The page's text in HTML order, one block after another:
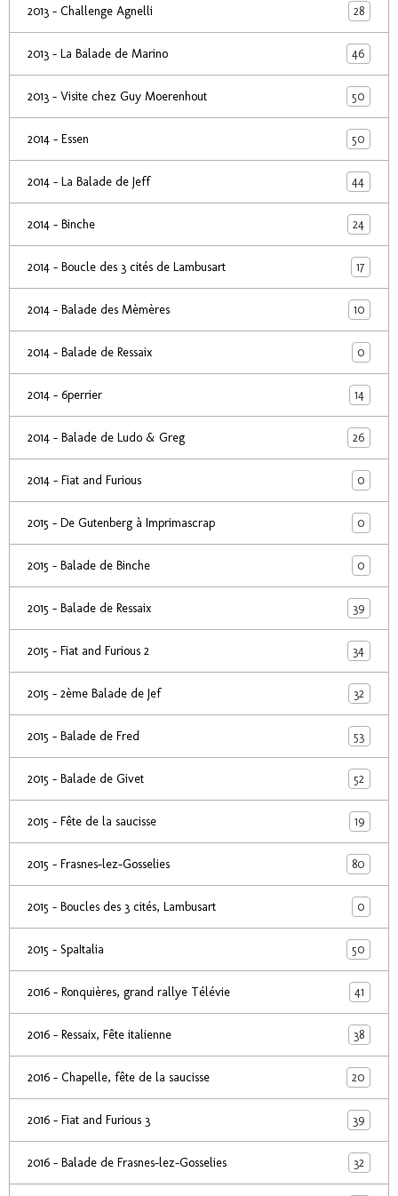
2013 - Challenge Agnelli 28
2013 - La Balade de Marino 46
2013 - Visite chez Guy Moerenhout 50
2014 - Essen 50
2014 - La Balade de Jeff 44
2014 - Binche 24
2014 - Boucle des 3 cités de Lambusart 17
2014 - Balade des Mèmères 10
2014 - Balade de Ressaix 0
2014 - 6perrier 14
2014 - Balade de Ludo & Greg 26
2014 - Fiat and Furious 0
2015 - De Gutenberg à Imprimascrap 0
2015 - Balade de Binche 0
2015 - Balade de Ressaix 39
2015 - Fiat and Furious 2 34
2015 - 2ème Balade de Jef 32
2015 - Balade de Fred 53
2015 - Balade de Givet 52
2015 - Fête de la saucisse 19
2015 - Frasnes-lez-Gosselies 80
2015 - Boucles des 3 cités, Lambusart 0
2015 - SpaItalia 50
2016 - Ronquières, grand rallye Télévie 41
2016 - Ressaix, Fête italienne 38
2016 - Chapelle, fête de la saucisse 20
2016 - Fiat and Furious 3 39
2016 - Balade de Frasnes-lez-Gosselies 32